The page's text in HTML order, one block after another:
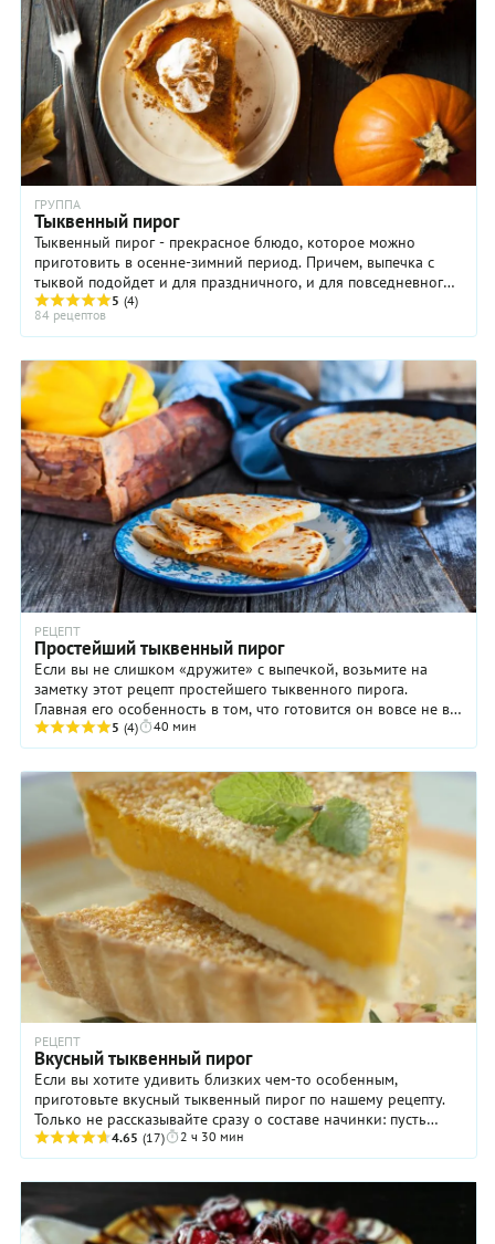
ГРУППА
Тыквенный пирог
Тыквенный пирог - прекрасное блюдо, которое можно
приготовить в осенне-зимний период. Причем, выпечка с
тыквой подойдет и для праздничного, и для повседневного
стола. Для тыквенного пирога выбирайте ...
5 (4)
84 рецептов
РЕЦЕПТ
Простейший тыквенный пирог
Если вы не слишком «дружите» с выпечкой, возьмите на
заметку этот рецепт простейшего тыквенного пирога.
Главная его особенность в том, что готовится он вовсе не в
духовке, а на сковороде! А еще в нем ...
5 (4) 40 мин
РЕЦЕПТ
Вкусный тыквенный пирог
Если вы хотите удивить близких чем-то особенным,
приготовьте вкусный тыквенный пирог по нашему рецепту.
Только не рассказывайте сразу о составе начинки: пусть
домочадцы сами попробуют догадаться! Дело ...
4.65 (17) 2 ч 30 мин